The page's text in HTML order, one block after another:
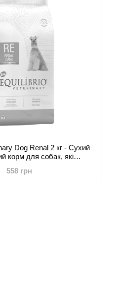
Dog Renal 2 кг - Сухий
корм для собак, які
558 грн